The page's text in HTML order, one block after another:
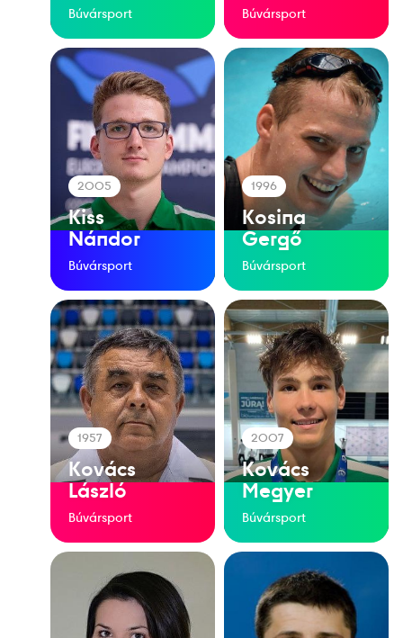
Búvársport Búvársport
2005
Kiss
Nándor
Búvársport
1996
Kosina
Gergő
Búvársport
1957
Kovács
László
Búvársport
2007
Kovács
Megyer
Búvársport